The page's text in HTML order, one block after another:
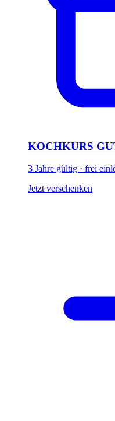
KOCHKURS
3 Jahre gültig · frei
Jetzt verschenken